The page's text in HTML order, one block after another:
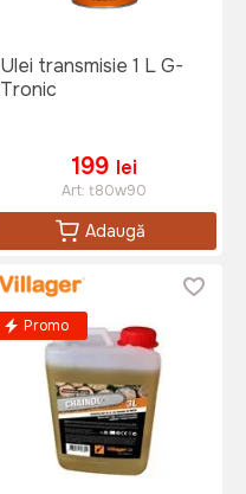
Ulei transmisie 1 L G-
Tronic
199 lei
Art: t80w90
Adaugă
Promo